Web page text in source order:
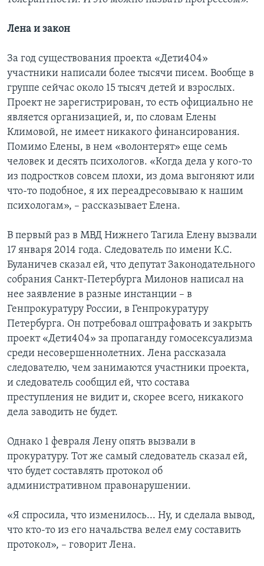
Лена и закон
За год существования проекта «Дети404»
участники написали более тысячи писем. Вообще в
группе сейчас около 15 тысяч детей и взрослых.
Проект не зарегистрирован, то есть официально не
является организацией, и, по словам Елены
Климовой, не имеет никакого финансирования.
Помимо Елены, в нем «волонтерят» еще семь
человек и десять психологов. «Когда дела у кого-то
из подростков совсем плохи, из дома выгоняют или
что-то подобное, я их переадресовываю к нашим
психологам», – рассказывает Елена.
В первый раз в МВД Нижнего Тагила Елену вызвали
17 января 2014 года. Следователь по имени К.С.
Буланичев сказал ей, что депутат Законодательного
собрания Санкт-Петербурга Милонов написал на
нее заявление в разные инстанции – в
Генпрокуратуру России, в Генпрокуратуру
Петербурга. Он потребовал оштрафовать и закрыть
проект «Дети404» за пропаганду гомосексуализма
среди несовершеннолетних. Лена рассказала
следователю, чем занимаются участники проекта,
и следователь сообщил ей, что состава
преступления не видит и, скорее всего, никакого
дела заводить не будет.
Однако 1 февраля Лену опять вызвали в
прокуратуру. Тот же самый следователь сказал ей,
что будет составлять протокол об
административном правонарушении.
«Я спросила, что изменилось... Ну, и сделала вывод,
что кто-то из его начальства велел ему составить
протокол», – говорит Лена.